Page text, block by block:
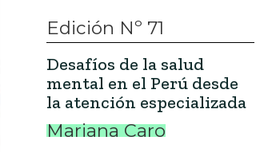
Edición Nº 71
Desafíos de la salud
mental en el Perú desde
la atención especializada
Mariana Caro